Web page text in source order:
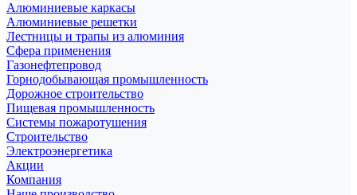
Алюминиевые каркасы
Алюминиевые решетки
Лестницы и трапы из алюминия
Сфера применения
Газонефтепровод
Горнодобывающая промышленность
Дорожное строительство
Пищевая промышленность
Системы пожаротушения
Строительство
Электроэнергетика
Акции
Компания